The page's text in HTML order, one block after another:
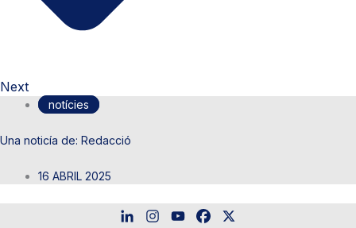
Next
notícies
Redacció
16 ABRIL 2025